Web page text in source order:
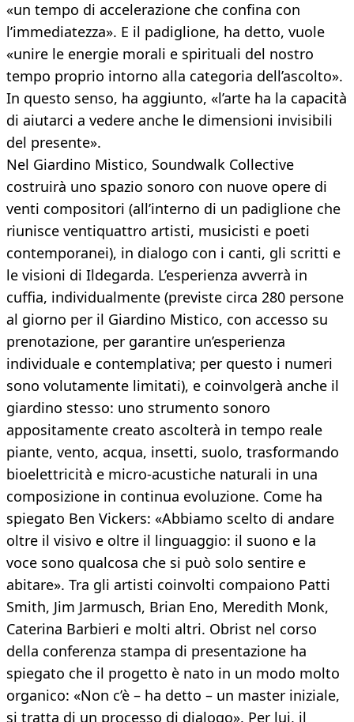
«un tempo di accelerazione che confina con
l’immediatezza». E il padiglione, ha detto, vuole
«unire le energie morali e spirituali del nostro
tempo proprio intorno alla categoria dell’ascolto».
In questo senso, ha aggiunto, «l’arte ha la capacità
di aiutarci a vedere anche le dimensioni invisibili
del presente».
Nel Giardino Mistico, Soundwalk Collective
costruirà uno spazio sonoro con nuove opere di
venti compositori (all’interno di un padiglione che
riunisce ventiquattro artisti, musicisti e poeti
contemporanei), in dialogo con i canti, gli scritti e
le visioni di Ildegarda. L’esperienza avverrà in
cuffia, individualmente (previste circa 280 persone
al giorno per il Giardino Mistico, con accesso su
prenotazione, per garantire un’esperienza
individuale e contemplativa; per questo i numeri
sono volutamente limitati), e coinvolgerà anche il
giardino stesso: uno strumento sonoro
appositamente creato ascolterà in tempo reale
piante, vento, acqua, insetti, suolo, trasformando
bioelettricità e micro-acustiche naturali in una
composizione in continua evoluzione. Come ha
spiegato Ben Vickers: «Abbiamo scelto di andare
oltre il visivo e oltre il linguaggio: il suono e la
voce sono qualcosa che si può solo sentire e
abitare». Tra gli artisti coinvolti compaiono Patti
Smith, Jim Jarmusch, Brian Eno, Meredith Monk,
Caterina Barbieri e molti altri. Obrist nel corso
della conferenza stampa di presentazione ha
spiegato che il progetto è nato in un modo molto
organico: «Non c’è – ha detto – un master iniziale,
si tratta di un processo di dialogo». Per lui, il